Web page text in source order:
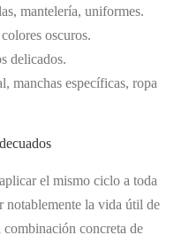
mantelería, uniformes.
oscuros.
delicados.
manchas específicas, ropa
el mismo ciclo a toda
notablemente la vida útil de
concreta de